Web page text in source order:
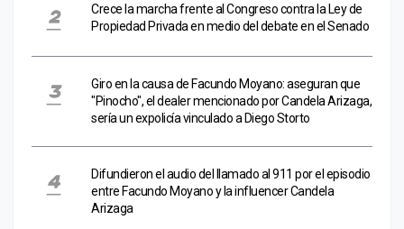
Crece la marcha frente al Congreso contra la Ley de
Propiedad Privada en medio del debate en el Senado
Giro en la causa de Facundo Moyano: aseguran que
"Pinocho", el dealer mencionado por Candela Arizaga,
sería un expolicía vinculado a Diego Storto
Difundieron el audio del llamado al 911 por el episodio
entre Facundo Moyano y la influencer Candela
Arizaga